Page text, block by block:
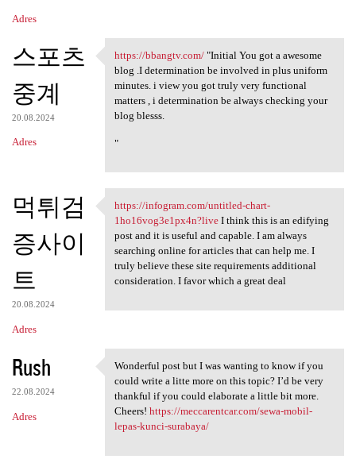
Adres
스포츠
중계
20.08.2024
Adres
https://bbangtv.com/ "Initial
https://bbangtv.com/"Initial You got a awesome
blog .I determination be involved in plus uniform
minutes. i view you got truly very functional
matters , i determination be always checking your
blog blesss.
"
먹튀검
증사이
트
20.08.2024
Adres
https://infogram.com/untitled
https://infogram.com/untitled-chart-
1ho16vog3e1px4n?liveI think this is an edifying
post and it is useful and capable. I am always
searching online for articles that can help me. I
truly believe these site requirements additional
consideration. I favor which a great deal
Rush
22.08.2024
Adres
Wonderful post but I was
Wonderful post but I was wanting to know if you
could write a litte more on this topic? I’d be very
thankful if you could elaborate a little bit more.
Cheers! https://meccarentcar.com/sewa-mobil-
lepas-kunci-surabaya/